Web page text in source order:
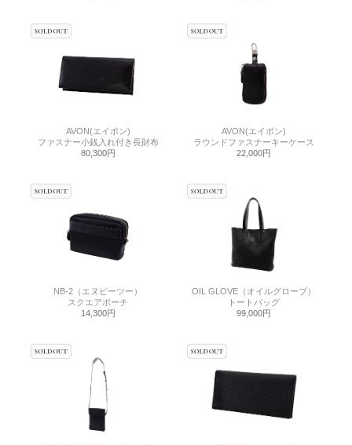
AVON(エイボン)
ファスナー小銭入れ付き長財布
80,300円
AVON(エイボン)
ラウンドファスナーキーケース
22,000円
NB-2（エヌビーツー）
スクエアポーチ
14,300円
OIL GLOVE（オイルグローブ）
トートバッグ
99,000円